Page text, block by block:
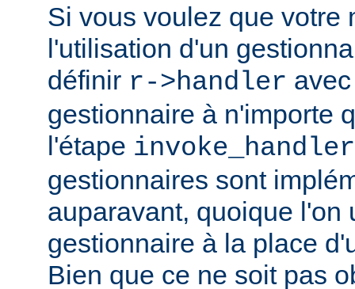
Si vous voulez que votre
l'utilisation d'un
définir r->handler
gestionnaire à n'importe
l'étape invoke_handler
gestionnaires sont
auparavant, quoique l'on
gestionnaire à la place
Bien que ce ne soit pas